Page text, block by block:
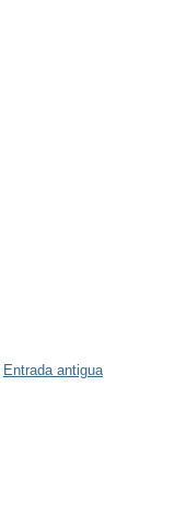
Entrada antigua